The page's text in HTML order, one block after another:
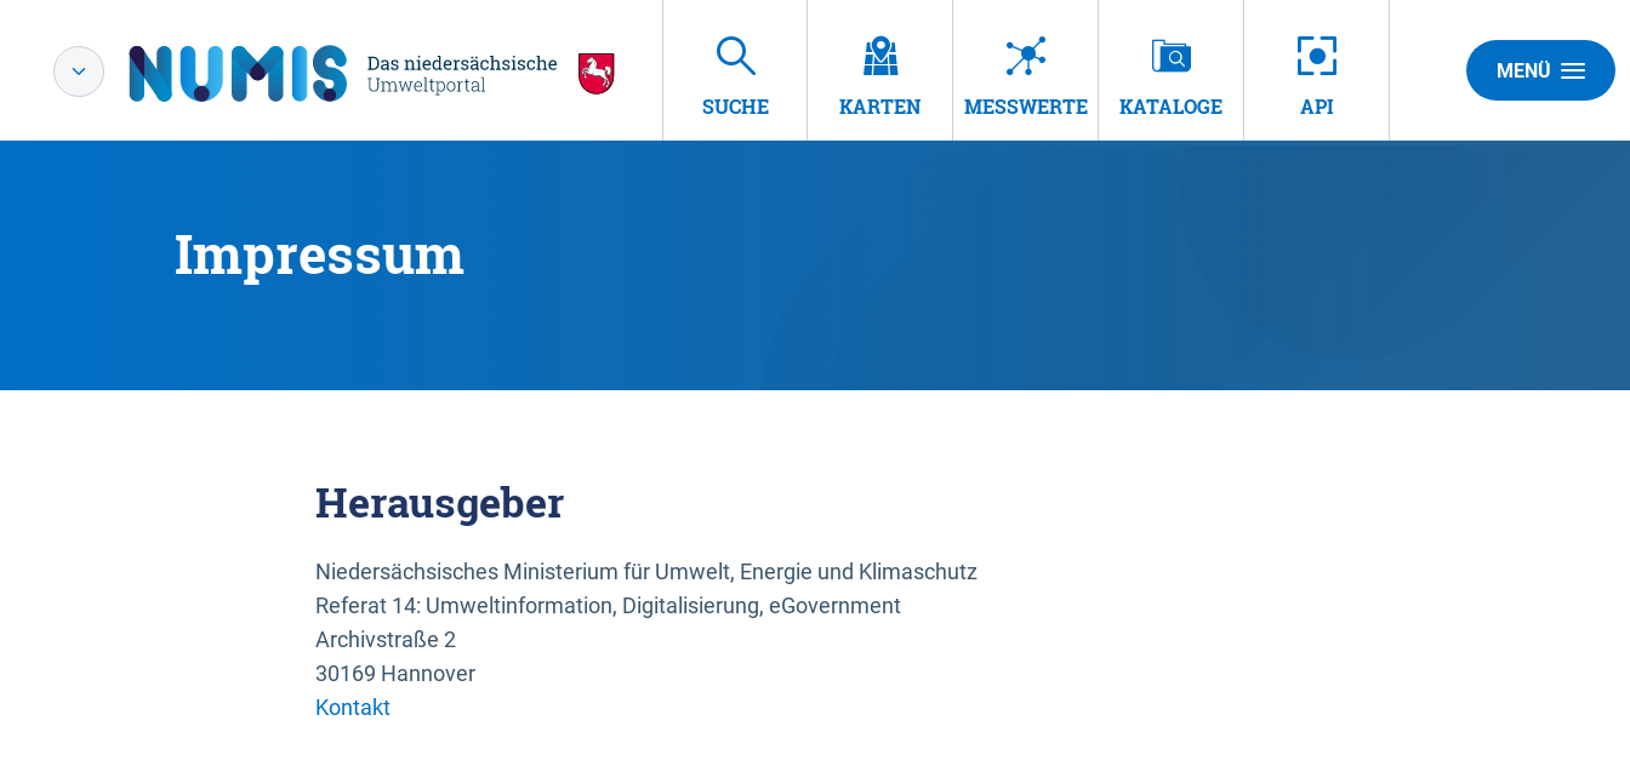
SUCHE KARTEN MESSWERTE KATALOGE API
MENÜ
Impressum
Herausgeber
Niedersächsisches Ministerium für Umwelt, Energie und Klimaschutz
Referat 14: Umweltinformation, Digitalisierung, eGovernment
Archivstraße 2
30169 Hannover
Kontakt